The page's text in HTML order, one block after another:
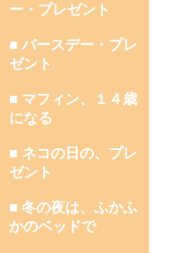
ー・プレゼント
■ バースデー・プレ
ゼント
■ マフィン、１４歳
になる
■ ネコの日の、プレ
ゼント
■ 冬の夜は、ふかふ
かのベッドで